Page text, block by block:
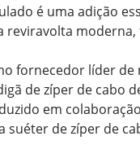
é uma adição
reviravolta moderna,
fornecedor líder de
de zíper de cabo
em
suéter de zíper de